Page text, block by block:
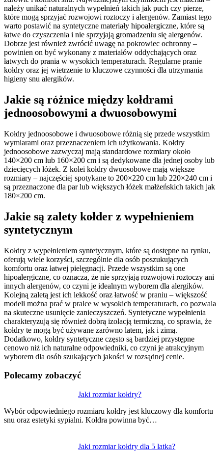
należy unikać naturalnych wypełnień takich jak puch czy pierze,
które mogą sprzyjać rozwojowi roztoczy i alergenów. Zamiast tego
warto postawić na syntetyczne materiały hipoalergiczne, które są
łatwe do czyszczenia i nie sprzyjają gromadzeniu się alergenów.
Dobrze jest również zwrócić uwagę na pokrowiec ochronny –
powinien on być wykonany z materiałów oddychających oraz
łatwych do prania w wysokich temperaturach. Regularne pranie
kołdry oraz jej wietrzenie to kluczowe czynności dla utrzymania
higieny snu alergików.
Jakie są różnice między kołdrami
jednoosobowymi a dwuosobowymi
Kołdry jednoosobowe i dwuosobowe różnią się przede wszystkim
wymiarami oraz przeznaczeniem ich użytkowania. Kołdry
jednoosobowe zazwyczaj mają standardowe rozmiary około
140×200 cm lub 160×200 cm i są dedykowane dla jednej osoby lub
dziecięcych łóżek. Z kolei kołdry dwuosobowe mają większe
rozmiary – najczęściej spotykane to 200×220 cm lub 220×240 cm i
są przeznaczone dla par lub większych łóżek małżeńskich takich jak
180×200 cm.
Jakie są zalety kołder z wypełnieniem
syntetycznym
Kołdry z wypełnieniem syntetycznym, które są dostępne na rynku,
oferują wiele korzyści, szczególnie dla osób poszukujących
komfortu oraz łatwej pielęgnacji. Przede wszystkim są one
hipoalergiczne, co oznacza, że nie sprzyjają rozwojowi roztoczy ani
innych alergenów, co czyni je idealnym wyborem dla alergików.
Kolejną zaletą jest ich lekkość oraz łatwość w praniu – większość
modeli można prać w pralce w wysokich temperaturach, co pozwala
na skuteczne usunięcie zanieczyszczeń. Syntetyczne wypełnienia
charakteryzują się również dobrą izolacją termiczną, co sprawia, że
kołdry te mogą być używane zarówno latem, jak i zimą.
Dodatkowo, kołdry syntetyczne często są bardziej przystępne
cenowo niż ich naturalne odpowiedniki, co czyni je atrakcyjnym
wyborem dla osób szukających jakości w rozsądnej cenie.
Polecamy zobaczyć
Jaki rozmiar kołdry?
Wybór odpowiedniego rozmiaru kołdry jest kluczowy dla komfortu
snu oraz estetyki sypialni. Kołdra powinna być…
Jaki rozmiar kołdry dla 5 latka?
wpisu